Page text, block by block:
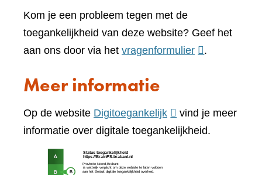
Kom je een probleem tegen met de
toegankelijkheid van deze website? Geef het
aan ons door via het vragenformulier(verwijst
website)
.
Meer informatie
Op de website Digitoegankelijk(verwijst
naar
vind je meer
informatie over digitale toegankelijkheid.